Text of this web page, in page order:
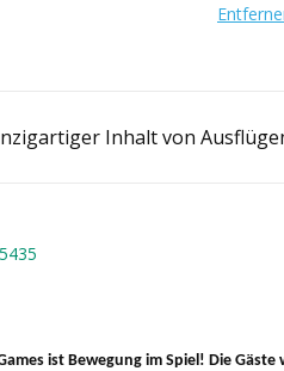
Inhalt von
ist Bewegung im Spiel! Die Gäste